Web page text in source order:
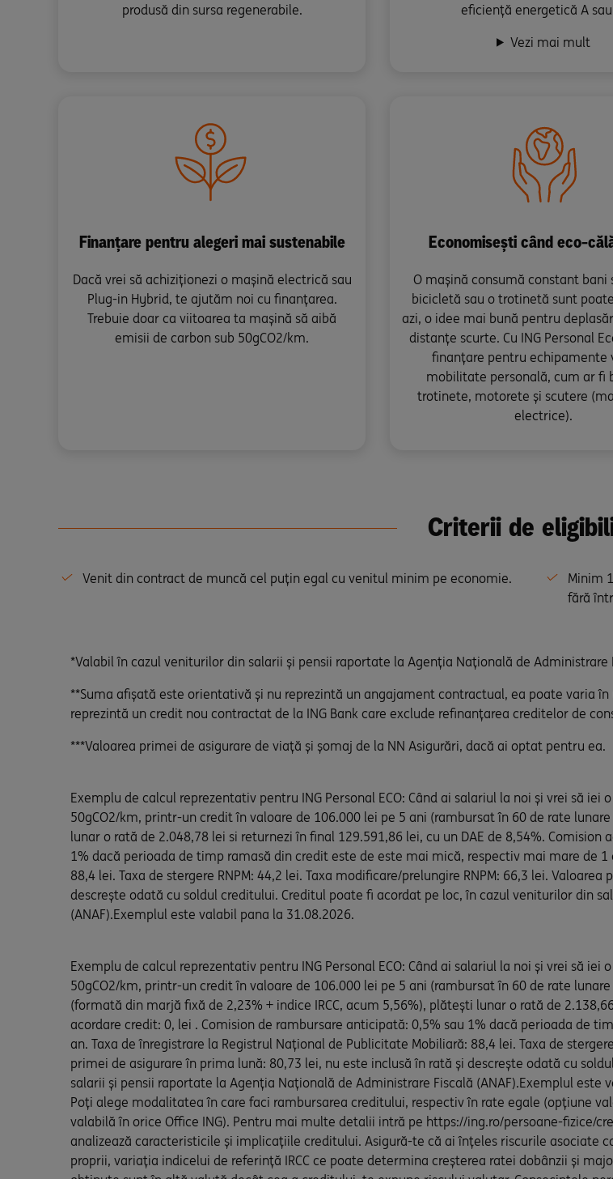
produsă din sursa regenerabile.
eficiență energetică A sau
Vezi mai mult
Finanțare pentru alegeri mai sustenabile
Dacă vrei să achiziționezi o mașină electrică sau
Plug-in Hybrid, te ajutăm noi cu finanțarea.
Trebuie doar ca viitoarea ta mașină să aibă
emisii de carbon sub 50gCO2/km.
Economisești când eco-
O mașină consumă constant bani
bicicletă sau o trotinetă sunt
azi, o idee mai bună pentru
distanțe scurte. Cu ING Personal
finanțare pentru echipamente
mobilitate personală, cum ar fi
trotinete, motorete și scutere
electrice).
Criterii de
Venit din contract de muncă cel puțin egal cu venitul minim pe economie.
Minim
fără
*Valabil în cazul veniturilor din salarii și pensii raportate la Agenția Națională de Administrare
**Suma afișată este orientativă și nu reprezintă un angajament contractual, ea poate varia
reprezintă un credit nou contractat de la ING Bank care exclude refinanțarea creditelor de
***Valoarea primei de asigurare de viață și șomaj de la NN Asigurări, dacă ai optat pentru ea.
Exemplu de calcul reprezentativ pentru ING Personal ECO: Când ai salariul la noi și vrei să
50gCO2/km, printr-un credit în valoare de 106.000 lei pe 5 ani (rambursat în 60 de rate
lunar o rată de 2.048,78 lei si returnezi în final 129.591,86 lei, cu un DAE de 8,54%.
1% dacă perioada de timp ramasă din credit este de este mai mică, respectiv mai mare de
88,4 lei. Taxa de stergere RNPM: 44,2 lei. Taxa modificare/prelungire RNPM: 66,3 lei.
descrește odată cu soldul creditului. Creditul poate fi acordat pe loc, în cazul veniturilor din
(ANAF).Exemplul este valabil pana la 31.08.2026.
Exemplu de calcul reprezentativ pentru ING Personal ECO: Când ai salariul la noi și vrei să
50gCO2/km, printr-un credit în valoare de 106.000 lei pe 5 ani (rambursat în 60 de rate
(formată din marjă fixă de 2,23% + indice IRCC, acum 5,56%), plătești lunar o rată de
acordare credit: 0, lei . Comision de rambursare anticipată: 0,5% sau 1% dacă perioada de
an. Taxa de înregistrare la Registrul Național de Publicitate Mobiliară: 88,4 lei. Taxa de
primei de asigurare în prima lună: 80,73 lei, nu este inclusă în rată și descrește odată cu
salarii și pensii raportate la Agenția Națională de Administrare Fiscală (ANAF).Exemplul este
Poți alege modalitatea în care faci rambursarea creditului, respectiv în rate egale (opțiune
valabilă în orice Office ING). Pentru mai multe detalii intră pe https://ing.ro/persoane-fizice/
analizează caracteristicile și implicațiile creditului. Asigură-te că ai înțeles riscurile
proprii, variația indicelui de referință IRCC ce poate determina creșterea ratei dobânzii și